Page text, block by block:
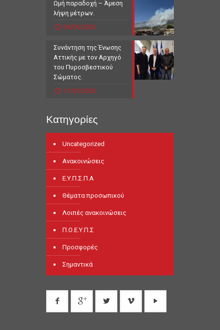
Ωμή παραδοχή – Άμεση
λήψη μέτρων.
04/06/2026
Συνάντηση της Ένωσης
Αττικής με τον Αρχηγό
του Πυροσβεστικού
Σώματος.
11/03/2026
Κατηγορίες
Uncategorized
Ανακοινώσεις
Ε.Υ.Π.Σ.Π.Α
Θέματα προσωπικού
Λοιπές ανακοινώσεις
Π.Ο.Ε.Υ.Π.Σ
Προσφορές
Σημαντικά